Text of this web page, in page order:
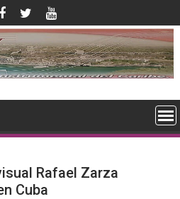
Rafael Zarza
Cuba